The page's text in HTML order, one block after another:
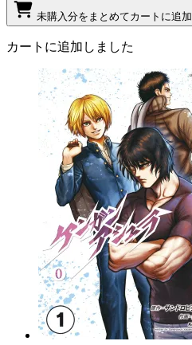
未購入分をまとめてカートに追加
カートに追加しました